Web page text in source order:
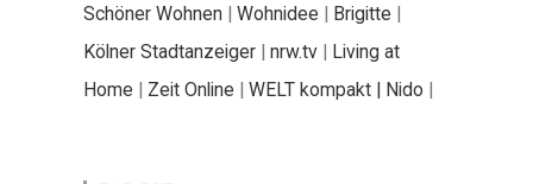
Schöner Wohnen | Wohnidee | Brigitte |
Kölner Stadtanzeiger | nrw.tv | Living at
Home | Zeit Online | WELT kompakt | Nido |